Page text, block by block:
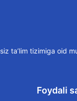
ta’lim tizimiga oid
Foydali